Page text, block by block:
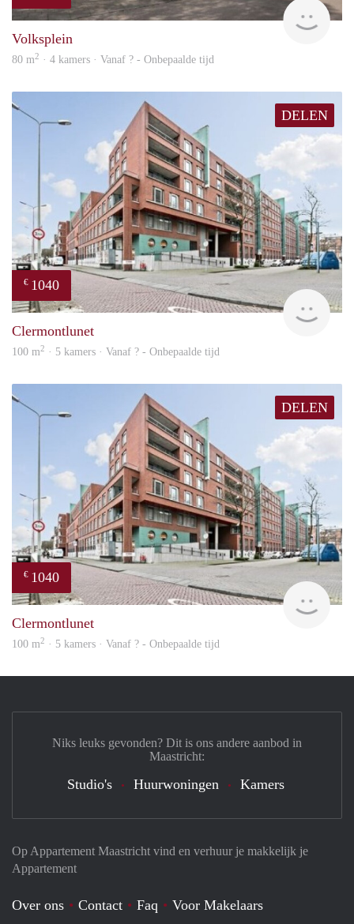
rent
Volksplein
80 m2 · 4 kamers · Vanaf ? - Onbepaalde tijd
DELEN
€ 1040
Clermontlunet
100 m2 · 5 kamers · Vanaf ? - Onbepaalde tijd
DELEN
€ 1040
Clermontlunet
100 m2 · 5 kamers · Vanaf ? - Onbepaalde tijd
Op Appartement Maastricht vind en verhuur je makkelijk je
Appartement
Over ons Contact Faq Voor Makelaars
Niks leuks gevonden? Dit is ons andere aanbod in
Maastricht:
Studio's Huurwoningen Kamers